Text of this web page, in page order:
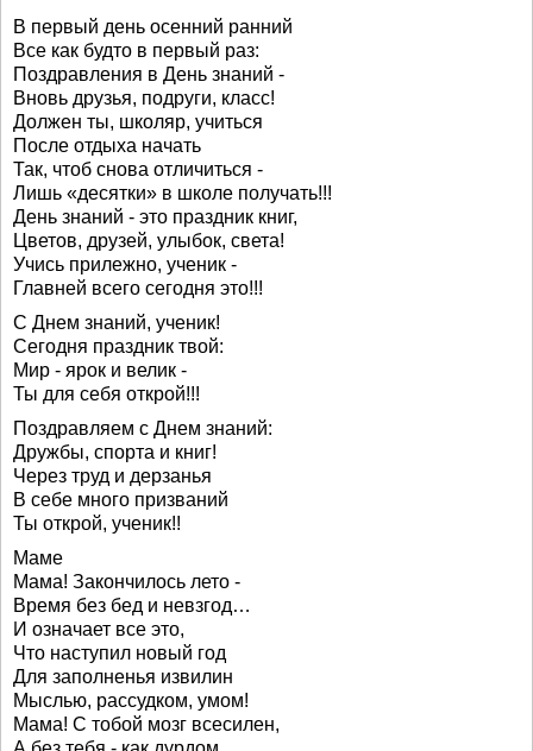
В первый день осенний ранний
Все как будто в первый раз:
Поздравления в День знаний -
Вновь друзья, подруги, класс!
Должен ты, школяр, учиться
После отдыха начать
Так, чтоб снова отличиться -
Лишь «десятки» в школе получать!!!
День знаний - это праздник книг,
Цветов, друзей, улыбок, света!
Учись прилежно, ученик -
Главней всего сегодня это!!!
С Днем знаний, ученик!
Сегодня праздник твой:
Мир - ярок и велик -
Ты для себя открой!!!
Поздравляем с Днем знаний:
Дружбы, спорта и книг!
Через труд и дерзанья
В себе много призваний
Ты открой, ученик!!
Маме
Мама! Закончилось лето -
Время без бед и невзгод…
И означает все это,
Что наступил новый год
Для заполненья извилин
Мыслью, рассудком, умом!
Мама! С тобой мозг всесилен,